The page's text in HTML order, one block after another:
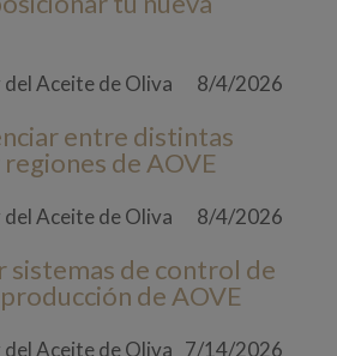
del Aceite de Oliva 8/4/2026
entre distintas
de AOVE
del Aceite de Oliva 8/4/2026
sistemas de control de
de AOVE
del Aceite de Oliva 7/14/2026